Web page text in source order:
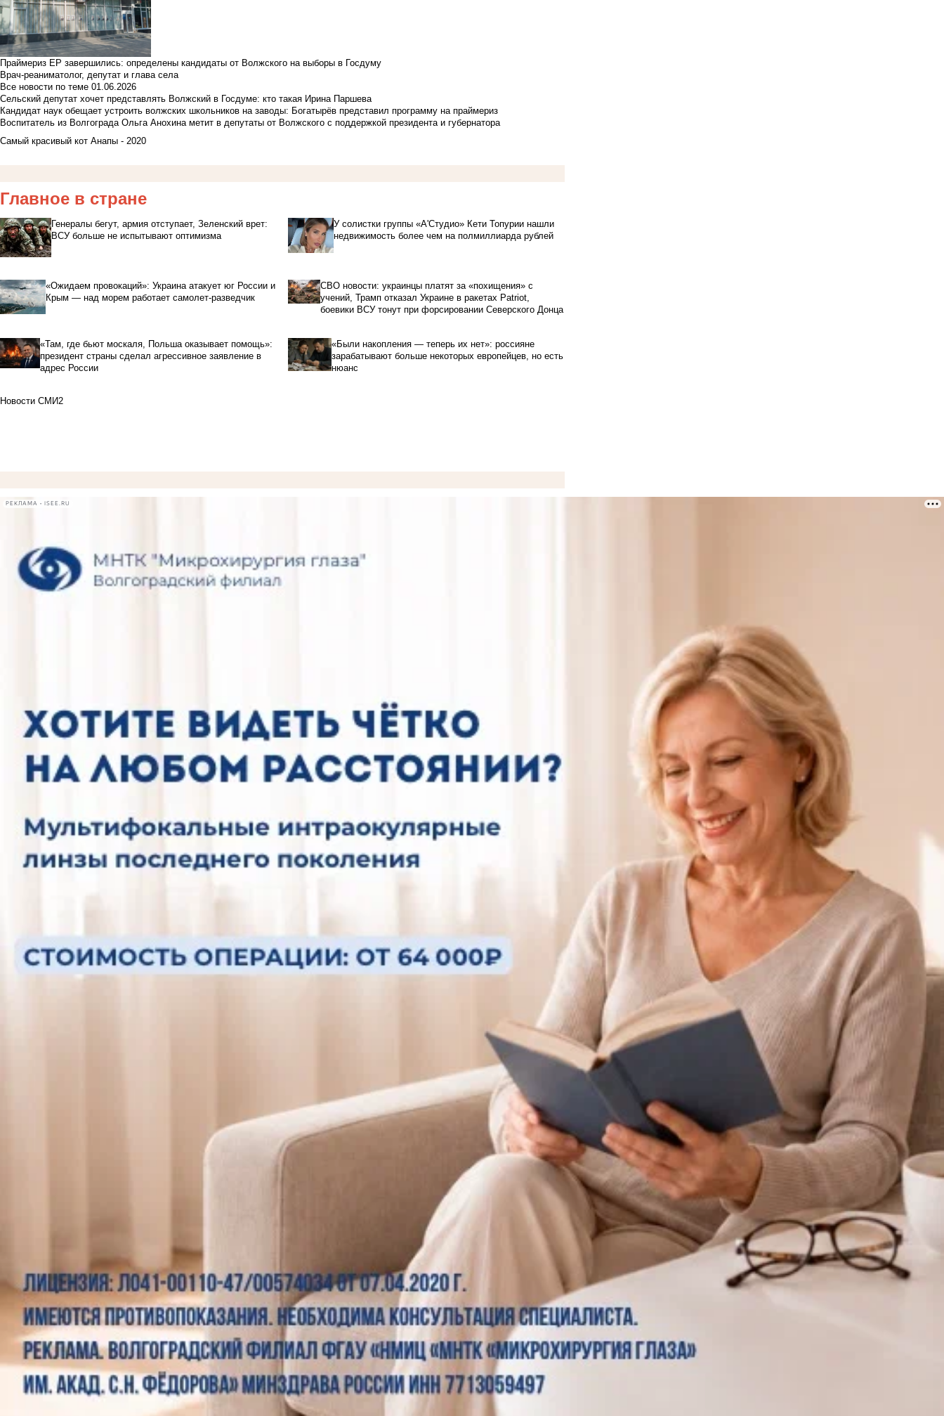
Праймериз ЕР завершились: определены кандидаты от Волжского на выборы в Госдуму
Врач-реаниматолог, депутат и глава села
Все новости по теме 01.06.2026
Сельский депутат хочет представлять Волжский в Госдуме: кто такая Ирина Паршева
Кандидат наук обещает устроить волжских школьников на заводы: Богатырёв представил программу на праймериз
Воспитатель из Волгограда Ольга Анохина метит в депутаты от Волжского с поддержкой президента и губернатора
Самый красивый кот Анапы - 2020
Главное в стране
Генералы бегут, армия отступает, Зеленский врет:
ВСУ больше не испытывают оптимизма
У солистки группы «А'Студио» Кети Топурии нашли
недвижимость более чем на полмиллиарда рублей
«Ожидаем провокаций»: Украина атакует юг России и
Крым — над морем работает самолет-разведчик
СВО новости: украинцы платят за «похищения» с
учений, Трамп отказал Украине в ракетах Patriot,
боевики ВСУ тонут при форсировании Северского Донца
«Там, где бьют москаля, Польша оказывает помощь»:
президент страны сделал агрессивное заявление в
адрес России
«Были накопления — теперь их нет»: россияне
зарабатывают больше некоторых европейцев, но есть
нюанс
Новости СМИ2
РЕКЛАМА • ISEE.RU